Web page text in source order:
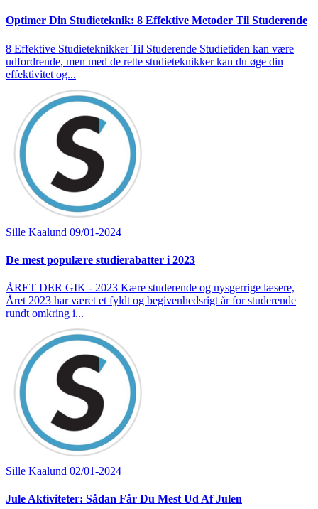
Optimer Din Studieteknik: 8 Effektive Metoder Til Studerende
8 Effektive Studieteknikker Til Studerende Studietiden kan være
udfordrende, men med de rette studieteknikker kan du øge din
effektivitet og...
Sille Kaalund 09/01-2024
De mest populære studierabatter i 2023
ÅRET DER GIK - 2023 Kære studerende og nysgerrige læsere,
Året 2023 har været et fyldt og begivenhedsrigt år for studerende
rundt omkring i...
Sille Kaalund 02/01-2024
Jule Aktiviteter: Sådan Får Du Mest Ud Af Julen